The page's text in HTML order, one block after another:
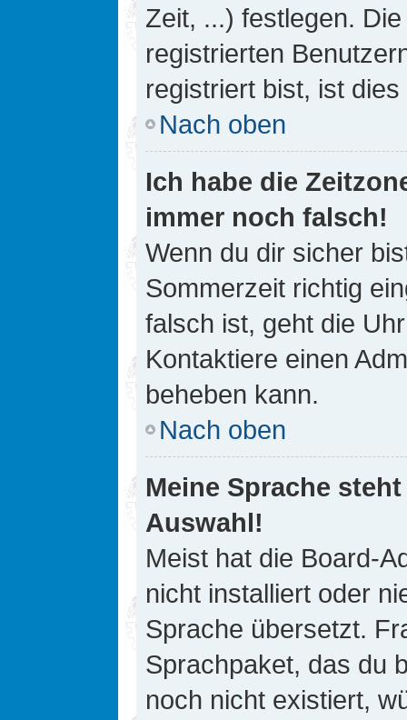
Zeit, ...) festlegen.
registrierten
registriert bist, ist
Nach oben
Ich habe die
immer noch falsch!
Wenn du dir sicher
Sommerzeit richtig
falsch ist, geht die
Kontaktiere einen
beheben kann.
Nach oben
Meine Sprache
Auswahl!
Meist hat die Board-
nicht installiert oder
Sprache übersetzt.
Sprachpaket, das du
noch nicht existiert,